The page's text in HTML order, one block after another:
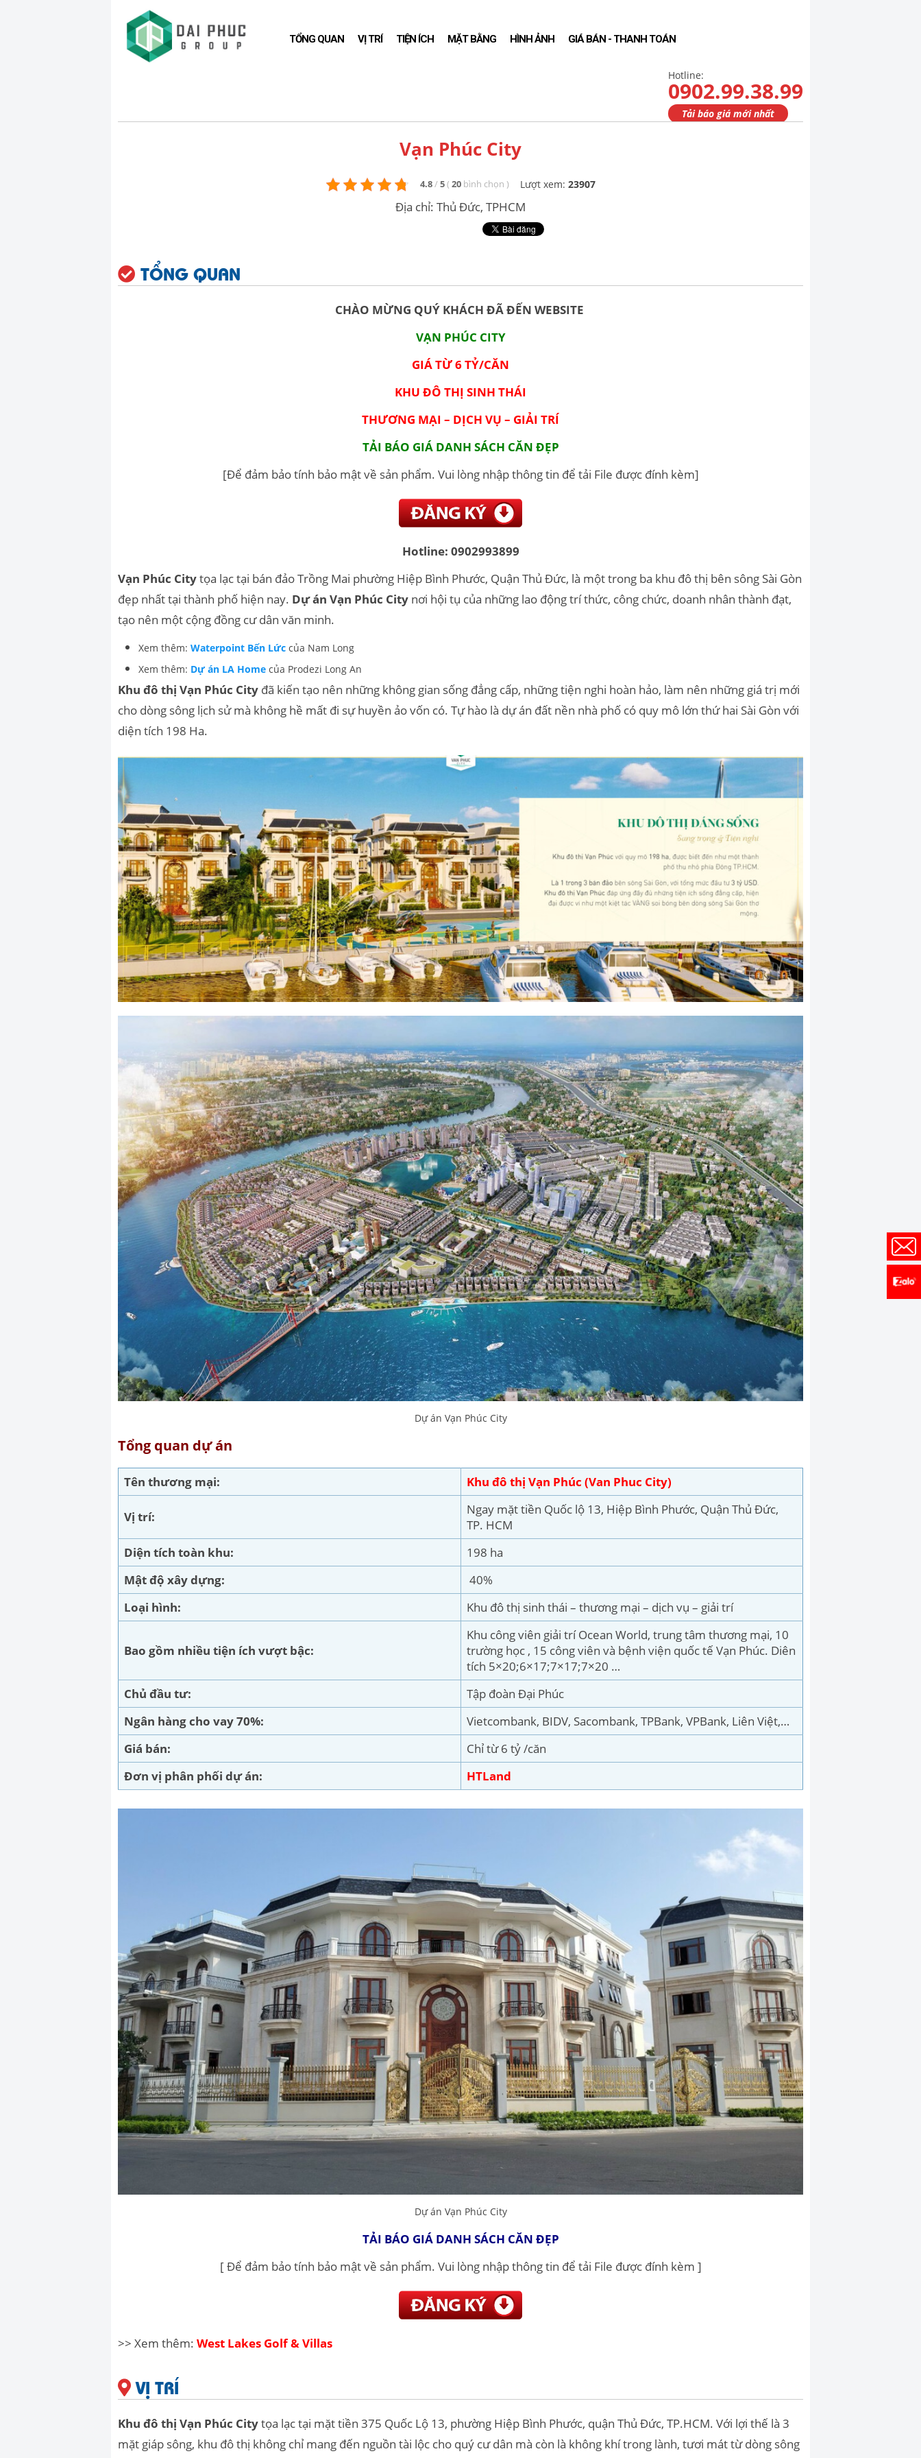
TỔNG QUAN VỊ TRÍ TIỆN ÍCH MẶT BẰNG HÌNH ẢNH GIÁ BÁN - THANH TOÁN
Hotline:
0902.99.38.99
Tải báo giá mới nhất
Vạn Phúc City
4.8 / 5 ( 20 bình chọn ) Lượt xem: 23907
Địa chỉ: Thủ Đức, TPHCM
TỔNG QUAN
CHÀO MỪNG QUÝ KHÁCH ĐÃ ĐẾN WEBSITE
VẠN PHÚC CITY
GIÁ TỪ 6 TỶ/CĂN
KHU ĐÔ THỊ SINH THÁI
THƯƠNG MẠI – DỊCH VỤ – GIẢI TRÍ
TẢI BÁO GIÁ DANH SÁCH CĂN ĐẸP
[Để đảm bảo tính bảo mật về sản phẩm. Vui lòng nhập thông tin để tải File được đính kèm]
Hotline: 0902993899
Vạn Phúc Citytọa lạc tại bán đảo Trồng Mai phường Hiệp Bình Phước, Quận Thủ Đức, là một trong ba khu đô thị bên sông Sài Gòn
đẹp nhất tại thành phố hiện nay. Dự án Vạn Phúc City nơi hội tụ của những lao động trí thức, công chức, doanh nhân thành đạt,
tạo nên một cộng đồng cư dân văn minh.
Xem thêm: Waterpoint Bến Lức của Nam Long
Xem thêm: Dự án LA Home của Prodezi Long An
Khu đô thị Vạn Phúc City đã kiến tạo nên những không gian sống đẳng cấp, những tiện nghi hoàn hảo, làm nên những giá trị mới
cho dòng sông lịch sử mà không hề mất đi sự huyền ảo vốn có. Tự hào là dự án đất nền nhà phố có quy mô lớn thứ hai Sài Gòn với
diện tích 198 Ha.
Dự án Vạn Phúc City
Tổng quan dự án
Tên thương mại: Khu đô thị Vạn Phúc (Van Phuc City)
Vị trí:
Ngay mặt tiền Quốc lộ 13, Hiệp Bình Phước, Quận Thủ Đức,
TP. HCM
Diện tích toàn khu:
198 ha
Mật độ xây dựng:
40%
Loại hình:
Khu đô thị sinh thái – thương mại – dịch vụ – giải trí
Bao gồm nhiều tiện ích vượt bậc:
Khu công viên giải trí Ocean World, trung tâm thương mại, 10
trường học , 15 công viên và bệnh viện quốc tế Vạn Phúc. Diên
tích 5×20;6×17;7×17;7×20 …
Chủ đầu tư:
Tập đoàn Đại Phúc
Ngân hàng cho vay 70%:
Vietcombank, BIDV, Sacombank, TPBank, VPBank, Liên Việt,…
Giá bán:
Chỉ từ 6 tỷ /căn
Đơn vị phân phối dự án:
HTLand
Dự án Vạn Phúc City
TẢI BÁO GIÁ DANH SÁCH CĂN ĐẸP
[ Để đảm bảo tính bảo mật về sản phẩm. Vui lòng nhập thông tin để tải File được đính kèm ]
>> Xem thêm: West Lakes Golf & Villas
VỊ TRÍ
Khu đô thị Vạn Phúc Citytọa lạc tại mặt tiền 375 Quốc Lộ 13, phường Hiệp Bình Phước, quận Thủ Đức, TP.HCM. Với lợi thế là 3
mặt giáp sông, khu đô thị không chỉ mang đến nguồn tài lộc cho quý cư dân mà còn là không khí trong lành, tươi mát từ dòng sông